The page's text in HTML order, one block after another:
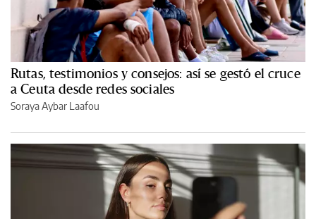
Rutas, testimonios y consejos: así se gestó el cruce
a Ceuta desde redes sociales
Soraya Aybar Laafou